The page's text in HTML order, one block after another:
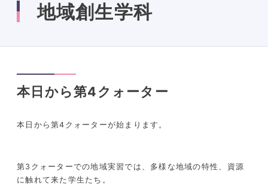
地域創生学科
本日から第4クォーター
本日から第4クォーターが始まります。
第3クォーターでの地域実習では、多様な地域の特性、資源
に触れて来た学生たち。